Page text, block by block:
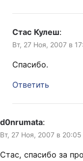
Стас Кулеш:
Вт, 27 Ноя, 2007 в
Спасибо.
Ответить
d0nrumata:
Вт, 27 Ноя, 2007 в 20:05
Стас, спасибо за